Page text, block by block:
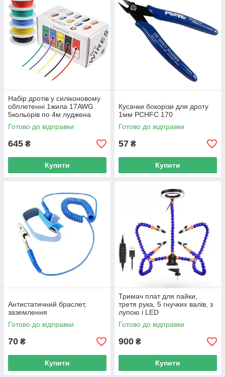
Набір дротів у силіконовому
обплетенні 1жила 17AWG
5кольорів по 4м луджена
мідь
Готово до відправки
645 ₴
Купити
Кусачки бокорізи для дроту
1мм PCHFC 170
Готово до відправки
57 ₴
Купити
Антистатичний браслет,
заземлення
Готово до відправки
70 ₴
Купити
Тримач плат для пайки,
третя рука, 5 гнучких валів, з
лупою і LED
Готово до відправки
900 ₴
Купити